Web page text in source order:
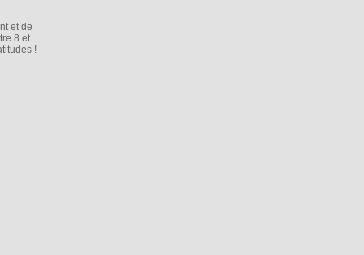
et de
8 et
!